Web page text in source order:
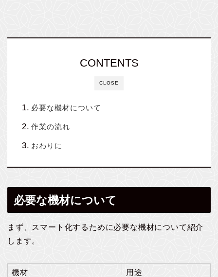
CLOSE
CONTENTS
必要な機材について
作業の流れ
おわりに
必要な機材について
まず、スマート化するために必要な機材について紹介
します。
機材 用途